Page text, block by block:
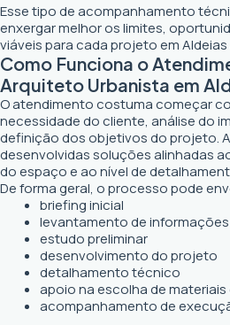
Esse tipo de acompanhamento
enxergar melhor os limites,
viáveis para cada projeto em Aldeias
Como Funciona o
Arquiteto Urbanista em
O atendimento costuma começar
necessidade do cliente, análise do
definição dos objetivos do projeto.
desenvolvidas soluções alinhadas
do espaço e ao nível de
De forma geral, o processo pode
briefing inicial
levantamento de
estudo preliminar
desenvolvimento do projeto
detalhamento técnico
apoio na escolha de
acompanhamento de